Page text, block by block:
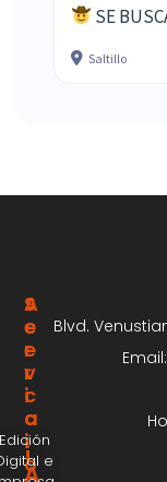
SE
Saltillo
¡
A
S
E
R
V
I
C
I
O
A
C
E
R
C
A
e
Blvd.